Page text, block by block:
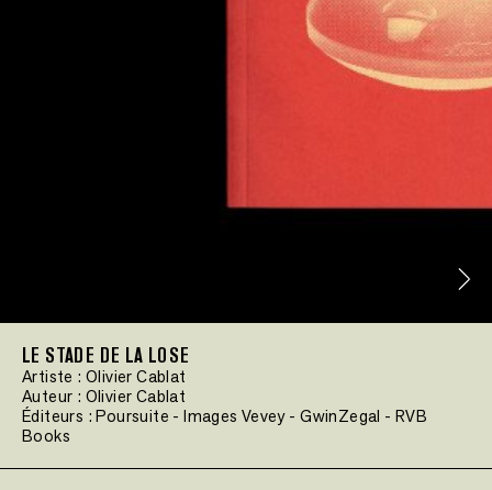
LE STADE DE LA LOSE
Artiste : Olivier Cablat
Auteur : Olivier Cablat
Éditeurs :Poursuite -Images Vevey -GwinZegal -RVB
Books